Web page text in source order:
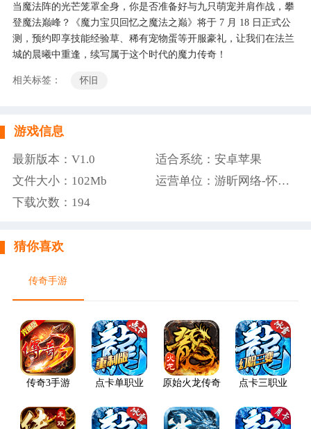
当魔法阵的光芒笼罩全身，你是否准备好与九只萌宠并肩作战，攀
登魔法巅峰？《魔力宝贝回忆之魔法之巅》将于 7 月 18 日正式公
测，预约即享技能经验草、稀有宠物蛋等开服豪礼，让我们在法兰
城的晨曦中重逢，续写属于这个时代的魔力传奇！
相关标签： 怀旧
游戏信息
最新版本：V1.0
适合系统：安卓苹果
文件大小：102Mb
运营单位：游昕网络-怀旧光年手游
下载次数： 194
猜你喜欢
传奇手游
传奇3手游 点卡单职业 原始火龙传奇 点卡三职业